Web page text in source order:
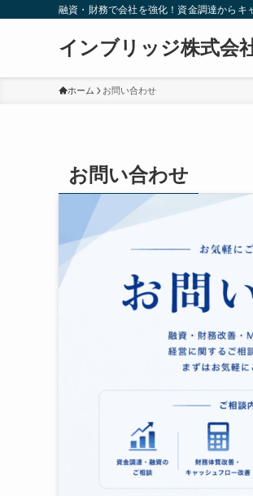
融資・財務で会社を強化！資金調達から
インブリッジ株式会
ホーム お問い合わせ
お問い合わせ